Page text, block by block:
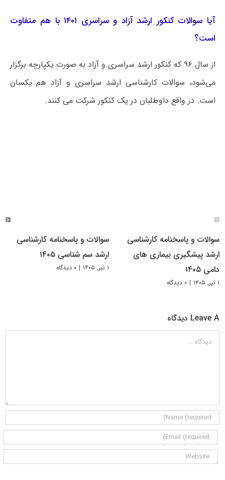
آیا سوالات کنکور ارشد آزاد و سراسری ۱۴۰۱ با هم متفاوت
است؟
از سال ۹۶ که کنکور ارشد سراسری و آزاد به صورت یکپارچه برگزار
می‌شود، سوالات کارشناسی ارشد سراسری و آزاد هم یکسان
است. در واقع داوطلبان در یک کنکور شرکت می کنند.
سوالات و پاسخنامه کارشناسی
ارشد پیشگیری بیماری های
دامی ۱۴۰۵
۱ تیر, ۱۴۰۵ | ۰ دیدگاه
سوالات و پاسخنامه کارشناسی
ارشد سم شناسی ۱۴۰۵
۱ تیر, ۱۴۰۵ | ۰ دیدگاه
Leave A دیدگاه
دیدگاه